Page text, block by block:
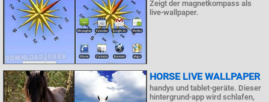
Zeigt der magnetkompass als
live-wallpaper.
HORSE LIVE WALLPAPER
handys und tablet-geräte. Dieser
hintergrund-app wird schlafen,